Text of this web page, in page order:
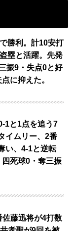
勝利。計10安打
塁と活躍。先発
振9・失点0と好
に抑えた。
1と1点を追う7
イムリー、2番
い、4-1と逆転
死球0・奪三振
佐藤迅将が4打数